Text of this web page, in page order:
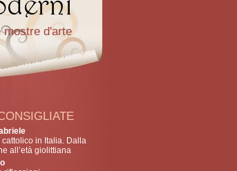
mostre d'arte
cattolico in Italia. Dalla
all’età giolittiana